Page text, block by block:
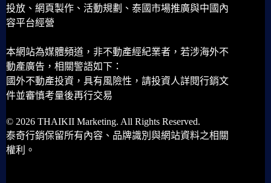
投放、網頁製作、活動規劃、泰國市場推廣與中國內
容平台經營
本網站為媒體頻道，非不動產經紀業者，若涉海外不
動產廣告，相關警語如下：
國外不動產投資，具有風險性，請投資人詳閱行銷文
件並審慎考量後再行交易
© 2026 THAIKII Marketing. All Rights Reserved.
泰奇行銷保留所有內容、品牌識別與網站資料之相關
權利。